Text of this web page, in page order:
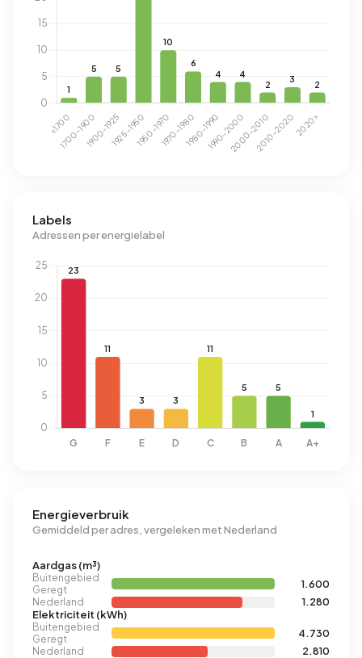
Labels
Adressen per energielabel
Energieverbruik
Gemiddeld per adres, vergeleken met Nederland
Aardgas (m³)
Buitengebied
Geregt
1.600
Nederland
1.280
Elektriciteit (kWh)
Buitengebied
Geregt
4.730
Nederland
2.810